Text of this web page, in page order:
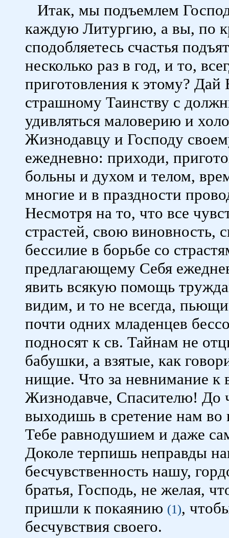
Итак, мы подъемлем
каждую Литургию, а вы, по
сподобляетесь счастья
несколько раз в год, и то,
приготовления к этому? Дай
страшному Таинству с
удивляться маловерию и
Жизнодавцу и Господу
ежедневно: приходи,
больны и духом и телом,
многие и в праздности
Несмотря на то, что все
страстей, свою виновность,
бессилие в борьбе со
предлагающему Себя
явить всякую помощь
видим, и то не всегда,
почти одних младенцев
подносят к св. Тайнам не
бабушки, а взятые, как
нищие. Что за невнимание к
Жизнодавче, Спасителю! До
выходишь в сретение нам во
Тебе равнодушием и даже
Доколе терпишь неправды
бесчувственность нашу,
братья, Господь, не желая,
пришли к покаянию (1),
бесчувствия своего.